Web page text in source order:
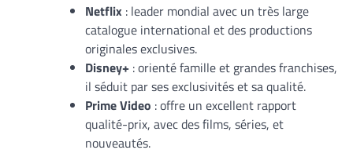
Netflix : leader mondial avec un très large
catalogue international et des productions
originales exclusives.
Disney+ : orienté famille et grandes franchises,
il séduit par ses exclusivités et sa qualité.
Prime Video : offre un excellent rapport
qualité-prix, avec des films, séries, et
nouveautés.